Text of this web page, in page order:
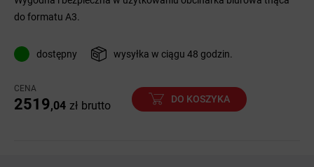
do formatu A3.
dostępny wysyłka w ciągu 48 godzin.
CENA
2519,04 zł brutto
DO KOSZYKA